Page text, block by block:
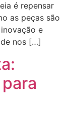
é repensar
as peças são
e
nos […]